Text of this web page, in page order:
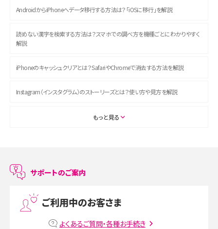
AndroidからiPhoneへデータ移行する方法は？「iOSに移行」を解説
読めない漢字を検索する方法は？スマホでの調べ方を機種ごとにわかりやすく
解説
iPhoneのキャッシュクリアとは？SafariやChromeで消去する方法を解説
Instagram（インスタグラム）のストーリーズとは？使い方や見方を解説
ASMRとは？初心者向けの代表ジャンルや楽しみ方を解説
LINEで友だちを削除する方法は？方法ごとの影響や復活・復元する方法も解説
MNOとは？MVNOやMVNEとの違いやメリット・デメリットを解説
もっと見る
サポートのご案内
ご利用中のお客さま
よくあるご質問・各種お手続き